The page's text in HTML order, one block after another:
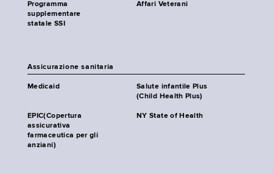
Programma
supplementare
statale SSI
Affari Veterani
Assicurazione sanitaria
Medicaid
Salute infantile Plus
(Child Health Plus)
EPIC(Copertura
assicurativa
farmaceutica per gli
anziani)
NY State of Health